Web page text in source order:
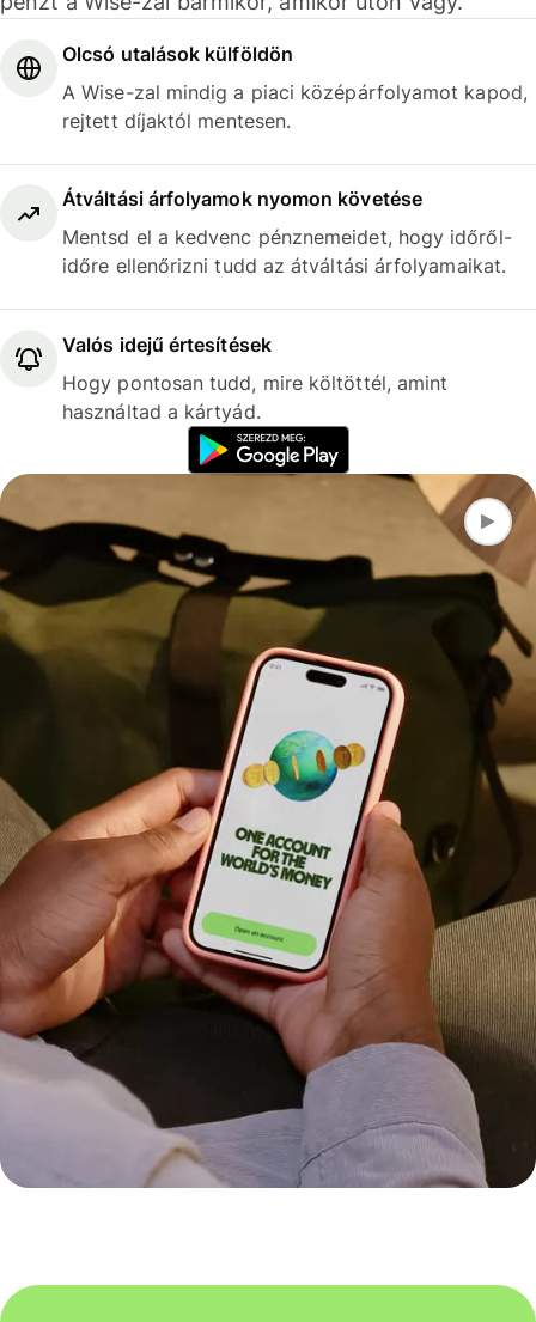
Olcsó utalások külföldön
A Wise-zal mindig a piaci középárfolyamot kapod,
rejtett díjaktól mentesen.
Átváltási árfolyamok nyomon követése
Mentsd el a kedvenc pénznemeidet, hogy időről-
időre ellenőrizni tudd az átváltási árfolyamaikat.
Valós idejű értesítések
Hogy pontosan tudd, mire költöttél, amint
használtad a kártyád.